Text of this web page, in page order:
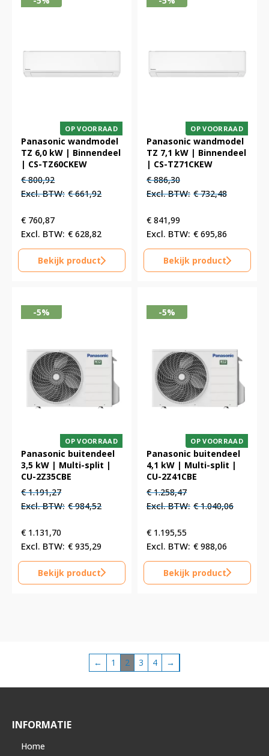
OP VOORRAAD
Panasonic wandmodel
TZ 6,0 kW | Binnendeel
| CS-TZ60CKEW
Oorspronkelijke
prijs
€ 800,92.
€800,92Huidige
prijs
€ 800,92.
€661,92
€ 760,87
€ 628,82
Bekijk product
OP VOORRAAD
Panasonic wandmodel
TZ 7,1 kW | Binnendeel
| CS-TZ71CKEW
Oorspronkelijke
prijs
€ 886,30.
€886,30Huidige
prijs€732,48
€ 841,99
€ 695,86
Bekijk product
-5%
OP VOORRAAD
Panasonic buitendeel
3,5 kW | Multi-split |
CU-2Z35CBE
Oorspronkelijke
prijs
€ 1.191,27.
€1.191,27Huidige
prijs
€984,52
€ 1.131,70
€ 935,29
Bekijk product
-5%
OP VOORRAAD
Panasonic buitendeel
4,1 kW | Multi-split |
CU-2Z41CBE
Oorspronkelijke
prijs
€ 1.258,47.
€1.258,47Huidige
prijs
€1.040,06
€ 1.195,55
€ 988,06
Bekijk product
← 1 2 3 4 →
INFORMATIE
Home